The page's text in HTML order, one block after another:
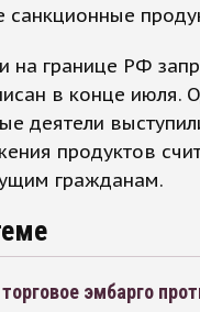
санкционные
на границе РФ
в конце июля.
деятели
продуктов
гражданам.
эмбарго